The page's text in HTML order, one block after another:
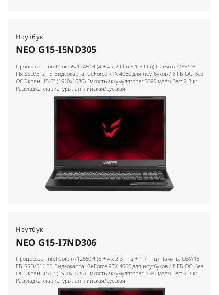
Ноутбук
NEO G15-I5ND305
Процессор: Intel Core i5-12450H (4 + 4 x 2 ГГц + 1.5 ГГц) Память: ОЗУ/16
ГБ, SSD/512 ГБ Видеокарта: GeForce RTX 4060 для ноутбуков / 8 ГБ ОС: без
ОС Экран: 15.6" (1920x1080) Емкость аккумулятора: 3390 мА*ч Вес: 2.3 кг
Раскладка клавиатуры: английская/русская
Ноутбук
NEO G15-I7ND306
Процессор: Intel Core i7-12650H (6 + 4 x 2.3 ГГц + 1.7 ГГц) Память: ОЗУ/16
ГБ, SSD/512 ГБ Видеокарта: GeForce RTX 4060 для ноутбуков / 8 ГБ ОС: без
ОС Экран: 15.6" (1920x1080) Емкость аккумулятора: 3390 мА*ч Вес: 2.3 кг
Раскладка клавиатуры: английская/русская